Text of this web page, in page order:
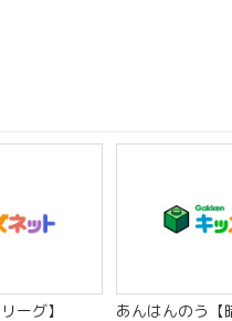
ーグ】 あんはんのう【